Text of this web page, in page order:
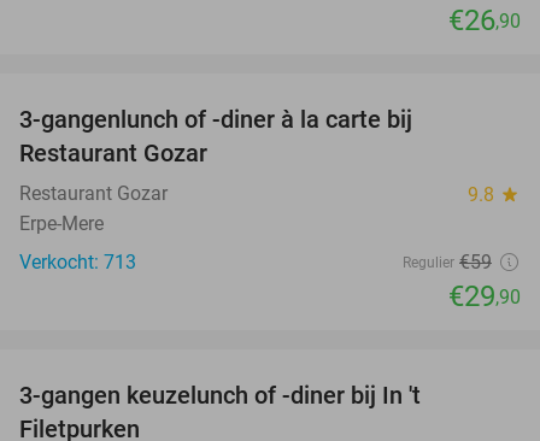
€26,90
3-gangenlunch of -diner à la carte bij
Restaurant Gozar
Restaurant Gozar 9.8 star
Erpe-Mere
Verkocht: 713
Regulier €59
€29,90
3-gangen keuzelunch of -diner bij In 't
Filetpurken